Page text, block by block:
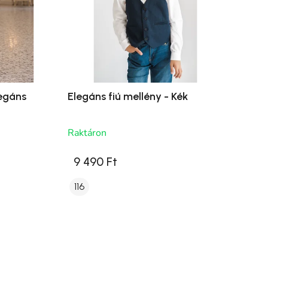
Elegáns fiú mellény - Kék
Raktáron
9 490 Ft
116